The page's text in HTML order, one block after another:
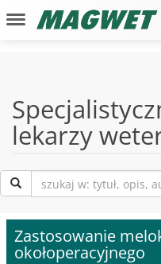
lekarzy
Zastosowanie
okołoperacyjnego